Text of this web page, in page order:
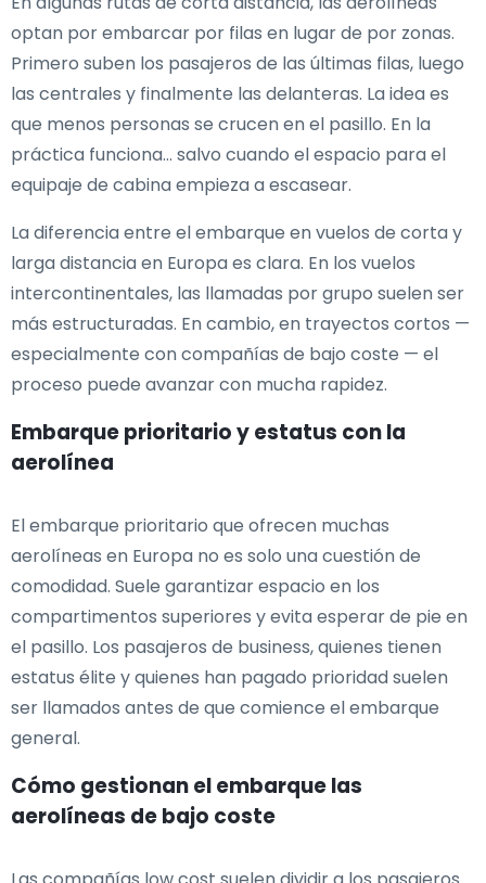
optan por embarcar por filas en lugar de por zonas.
Primero suben los pasajeros de las últimas filas, luego
las centrales y finalmente las delanteras. La idea es
que menos personas se crucen en el pasillo. En la
práctica funciona… salvo cuando el espacio para el
equipaje de cabina empieza a escasear.
La diferencia entre el embarque en vuelos de corta y
larga distancia en Europa es clara. En los vuelos
intercontinentales, las llamadas por grupo suelen ser
más estructuradas. En cambio, en trayectos cortos —
especialmente con compañías de bajo coste — el
proceso puede avanzar con mucha rapidez.
Embarque prioritario y estatus con la
aerolínea
El embarque prioritario que ofrecen muchas
aerolíneas en Europa no es solo una cuestión de
comodidad. Suele garantizar espacio en los
compartimentos superiores y evita esperar de pie en
el pasillo. Los pasajeros de business, quienes tienen
estatus élite y quienes han pagado prioridad suelen
ser llamados antes de que comience el embarque
general.
Cómo gestionan el embarque las
aerolíneas de bajo coste